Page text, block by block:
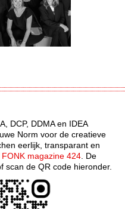
DCP, DDMA en IDEA
Norm voor de creatieve
eerlijk, transparant en
FONK magazine 424 . De
scan de QR code hieronder.